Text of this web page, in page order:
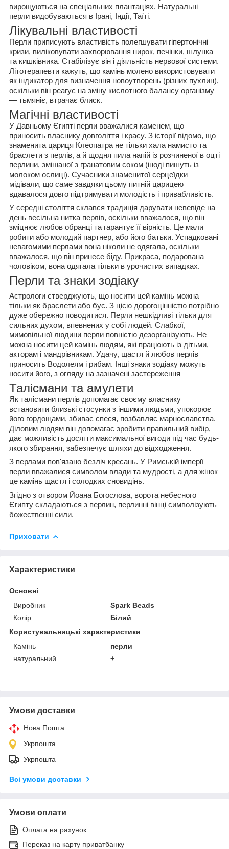
вирощуються на спеціальних плантаціях. Натуральні
перли видобуваються в Ірані, Індії, Таїті.
Лікувальні властивості
Перли приписують властивість полегшувати гіпертонічні
кризи, виліковувати захворювання нирок, печінки, шлунка
та кишківника. Стабілізує він і діяльність нервової системи.
Літотерапевти кажуть, що камінь молено використовувати
як індикатор для визначення новоутворень (різних пухлин),
оскільки він реагує на зміну кислотного балансу організму
— тьмяніє, втрачає блиск.
Магічні властивості
У Давньому Єгипті перли вважалися каменем, що
приносить власнику довголіття і красу. З історії відомо, що
знаменита цариця Клеопатра не тільки хала намисто та
браслети з перлів, а й щодня пила напій із розчиненої в оцті
перлини, змішаної з гранатовим соком (іноді пишуть із
молоком ослиці). Сучасники знаменитої серцеїдки
мідівали, що саме завдяки цьому питній царицею
вдавалося довго підтримувати молодість і привабливість.
У середні століття склався традиція дарувати невевіде на
день весільна нитка перлів, оскільки вважалося, що він
зміцнює любов обранці та гарантує її вірність. Це мали
робити або молодий партнер, або його батьки. Успадковані
невагомими перлами вона ніколи не одягала, оскільки
вважалося, що він принесе біду. Прикраса, подарована
чоловіком, вона одягала тільки в урочистих випадках
Перли та знаки зодіаку
Астрологи стверджують, що носити цей камінь можна
тільки як браслети або бус. З цією дорогоцінністю потрібно
дуже обережно поводитися. Перли нешкідливі тільки для
сильних духом, впевнених у собі людей. Слабкої,
мимовільної людини перли повністю дезорганізують. Не
можна носити цей камінь людям, які працюють із дітьми,
акторам і мандрівникам. Удачу, щастя й любов перлів
приносить Водолеям і рибам. Інші знаки зодіаку можуть
носити його, з огляду на зазначені застереження
Талісмани та амулети
Як талісмани перлів допомагає своєму власнику
встановити близькі стосунки з іншими людьми, упокорює
його гордощами, збиває спеся, позбавляє марнославства.
Діловим людям він допомагає зробити правильний вибір,
дає можливість досягти максимальної вигоди під час будь-
якого збирання, забезпечує шляхи до відходження.
З перлами пов'язано безліч кресань. У Римській імперії
перли вважалися символом влади та мудрості, а для жінок
це камінь щастя і солодких сновидінь.
Згідно з отвором Йоана Богослова, ворота небесного
Єгипту складаються з перлин, перлинні вінці символізують
божественні сили.
Приховати
Характеристики
Основні
Виробник
Spark Beads
Колір
Білий
Користувальницькі характеристики
Камінь
перли
натуральний
+
Умови доставки
Нова Пошта
Укрпошта
Укрпошта
Всі умови доставки
Умови оплати
Оплата на рахунок
Переказ на карту приватбанку